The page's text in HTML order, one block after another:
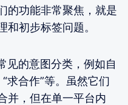
的功能非常聚焦，就是
初步标签问题。
见的意图分类，例如自
求合作”等。虽然它们
并，但在单一平台内